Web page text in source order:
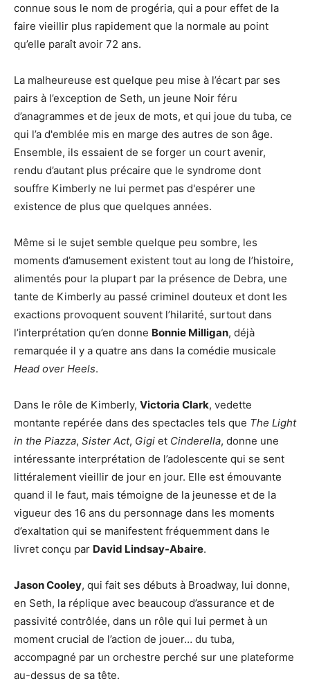
connue sous le nom de progéria, qui a pour effet de la
faire vieillir plus rapidement que la normale au point
qu’elle paraît avoir 72 ans.
La malheureuse est quelque peu mise à l’écart par ses
pairs à l’exception de Seth, un jeune Noir féru
d’anagrammes et de jeux de mots, et qui joue du tuba, ce
qui l’a d'emblée mis en marge des autres de son âge.
Ensemble, ils essaient de se forger un court avenir,
rendu d’autant plus précaire que le syndrome dont
souffre Kimberly ne lui permet pas d'espérer une
existence de plus que quelques années.
Même si le sujet semble quelque peu sombre, les
moments d’amusement existent tout au long de l’histoire,
alimentés pour la plupart par la présence de Debra, une
tante de Kimberly au passé criminel douteux et dont les
exactions provoquent souvent l’hilarité, surtout dans
l’interprétation qu’en donne Bonnie Milligan, déjà
remarquée il y a quatre ans dans la comédie musicale
Head over Heels.
Dans le rôle de Kimberly, Victoria Clark, vedette
montante repérée dans des spectacles tels que The Light
in the Piazza, Sister Act, Gigi et Cinderella, donne une
intéressante interprétation de l’adolescente qui se sent
littéralement vieillir de jour en jour. Elle est émouvante
quand il le faut, mais témoigne de la jeunesse et de la
vigueur des 16 ans du personnage dans les moments
d’exaltation qui se manifestent fréquemment dans le
livret conçu par David Lindsay-Abaire.
Jason Cooley, qui fait ses débuts à Broadway, lui donne,
en Seth, la réplique avec beaucoup d’assurance et de
passivité contrôlée, dans un rôle qui lui permet à un
moment crucial de l’action de jouer… du tuba,
accompagné par un orchestre perché sur une plateforme
au-dessus de sa tête.